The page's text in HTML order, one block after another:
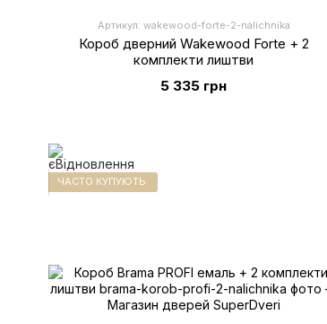
Артикул: wakewood-forte-2-nalichnika
Короб дверний Wakewood Forte + 2
комплекти лиштви
5 335 грн
ЧАСТО КУПУЮТЬ